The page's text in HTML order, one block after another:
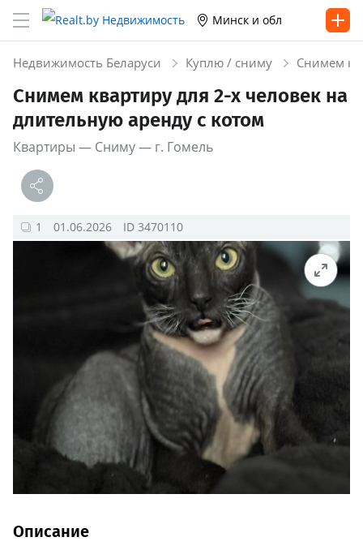
Минск и обл
Недвижимость Беларуси Куплю / сниму Снимем
Снимем квартиру для 2-х человек на
длительную аренду с котом
Квартиры — Сниму — г. Гомель
1 01.06.2026 ID 3470110
Описание